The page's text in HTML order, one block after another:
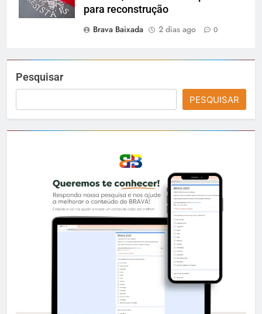
para reconstrução
Brava Baixada
2 dias ago 0
Pesquisar
PESQUISAR